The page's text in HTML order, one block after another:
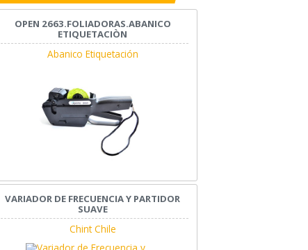
OPEN 2663.FOLIADORAS.ABANICO
ETIQUETACIÒN
Abanico Etiquetación
VARIADOR DE FRECUENCIA Y PARTIDOR
SUAVE
Chint Chile